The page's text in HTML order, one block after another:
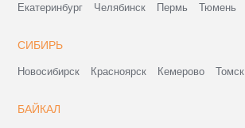
Екатеринбург Челябинск Пермь Тюмень
СИБИРЬ
Новосибирск Красноярск Кемерово Томск
БАЙКАЛ